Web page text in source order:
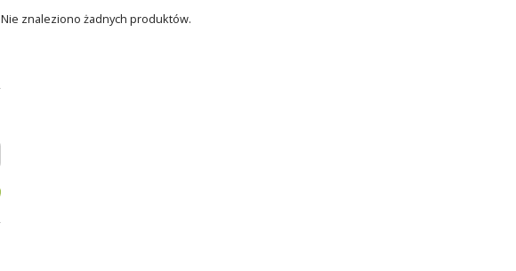
Nie znaleziono żadnych produktów.